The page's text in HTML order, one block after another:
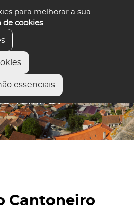
para melhorar a sua
de cookies.
essenciais
Cantoneiro